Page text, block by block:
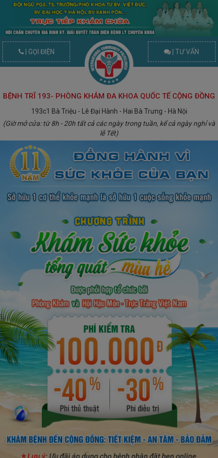
| GỌI ĐIỆN | TƯ VẤN
BỆNH TRĨ 193- PHÒNG KHÁM ĐA KHOA QUỐC TẾ CỘNG ĐỒNG
193c1 Bà Triệu - Lê Đại Hành - Hai Bà Trưng - Hà Nội
(Giờ mở cửa: từ 8h - 20h tất cả các ngày trong tuần, kể cả ngày nghỉ và
lễ Tết)